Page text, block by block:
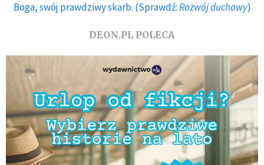
Boga, swój prawdziwy skarb. (Sprawdź:Rozwój duchowy)
DEON.PL POLECA